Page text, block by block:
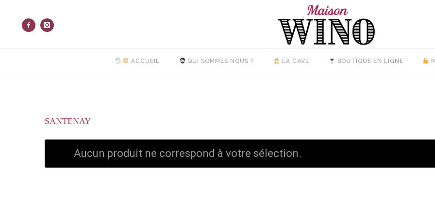
🖐 ACCUEIL QUI SOMMES NOUS ? LA CAVE BOUTIQUE EN LIGNE
SANTENAY
Aucun produit ne correspond à votre sélection.